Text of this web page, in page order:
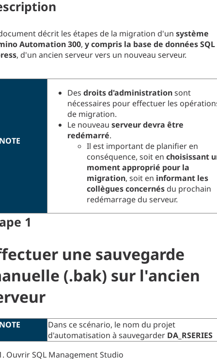
décrit les étapes de la migration d'un système
Automation 300, y compris la base de données SQL
, d'un ancien serveur vers un nouveau serveur.
Des droits d'administrationsont
nécessaires pour effectuer les
de migration.
Le nouveau serveur devra être
redémarré.
Il est important de planifier en
conséquence, soit en choisissant
moment approprié pour la
migration, soit en informant les
collègues concernésdu prochain
redémarrage du serveur.
1
une sauvegarde
(.bak) sur l'ancien
Dans ce scénario, le nom du projet
d'automatisation à sauvegarder DA_RSERIES
Ouvrir SQL Management Studio